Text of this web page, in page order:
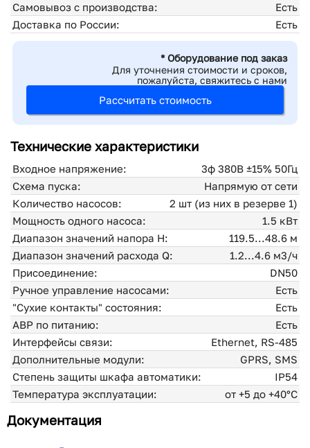
Самовывоз с производства:
Есть
Доставка по России:
Есть
* Оборудование под заказ
Для уточнения стоимости и сроков,
пожалуйста, свяжитесь с нами
Рассчитать стоимость
Технические характеристики
Входное напряжение:
3ф 380В ±15% 50Гц
Схема пуска:
Напрямую от сети
Количество насосов:
2 шт (из них в резерве 1)
Мощность одного насоса:
1.5 кВт
Диапазон значений напора H:
119.5...48.6 м
Диапазон значений расхода Q:
1.2...4.6 м3/ч
Присоединение:
DN50
Ручное управление насосами:
Есть
"Сухие контакты" состояния:
Есть
АВР по питанию:
Есть
Интерфейсы связи:
Ethernet, RS-485
Дополнительные модули:
GPRS, SMS
Степень защиты шкафа автоматики:
IP54
Температура эксплуатации:
от +5 до +40°С
Документация